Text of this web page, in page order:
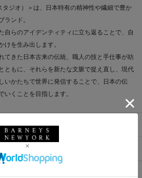
タジオ）＞は、日本特有の精神性や繊細で豊か
ランド。
自らのアイデンティティに立ち返ることで、自
けを生み出します。
てきた日本古来の伝統、職人の技と手仕事が紡
ともに、それらを新たな文脈で捉え直し、現代
いかたちで世界に発信することで、日本の伝
いくことを目指します。